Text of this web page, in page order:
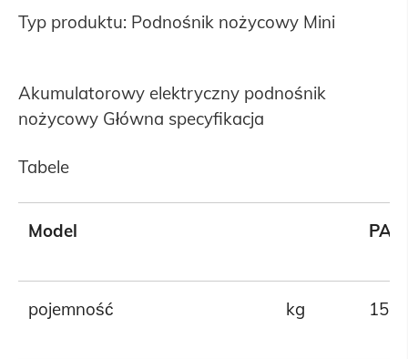
Typ produktu: Podnośnik nożycowy Mini
Akumulatorowy elektryczny podnośnik
nożycowy Główna specyfikacja
Tabele
Model PA-
pojemność kg 150